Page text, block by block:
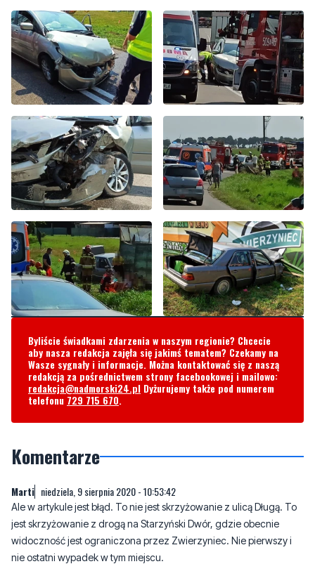
Byliście świadkami zdarzenia w naszym regionie? Chcecie
aby nasza redakcja zajęła się jakimś tematem? Czekamy na
Wasze sygnały i informacje. Można kontaktować się z naszą
redakcją za pośrednictwem strony facebookowej i mailowo:
redakcja@nadmorski24.pl Dyżurujemy także pod numerem
telefonu 729 715 670.
Komentarze
Marti niedziela, 9 sierpnia 2020 - 10:53:42
Ale w artykule jest błąd. To nie jest skrzyżowanie z ulicą Długą. To
jest skrzyżowanie z drogą na Starzyński Dwór, gdzie obecnie
widoczność jest ograniczona przez Zwierzyniec. Nie pierwszy i
nie ostatni wypadek w tym miejscu.